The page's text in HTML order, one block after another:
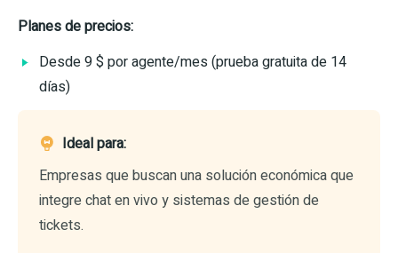
Planes de precios:
Desde 9 $ por agente/mes (prueba gratuita de 14
días)
Ideal para:
Empresas que buscan una solución económica que
integre chat en vivo y sistemas de gestión de
tickets.